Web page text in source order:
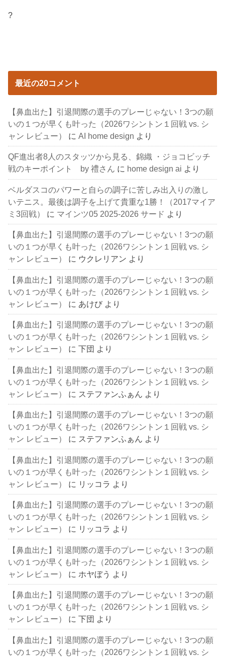
?
最近の20コメント
【鼻血出た】引退間際の選手のプレーじゃない！3つの願
いの１つが早くも叶った（2026ワシントン１回戦 vs. シ
ャン レビュー）
にAI home design より
QF進出者8人のスタッツから見る、錦織 ・ジョコビッチ
戦のキーポイント by 禮さん に home design ai より
ベルダスコのパワーと自らの調子に苦しみ出入りの激し
いテニス。最後は調子を上げて貴重な1勝！（2017マイア
ミ3回戦）
に マインツ05 2025-2026 サード より
【鼻血出た】引退間際の選手のプレーじゃない！3つの願
いの１つが早くも叶った（2026ワシントン１回戦 vs. シ
ャン レビュー）
に ウクレリアン より
【鼻血出た】引退間際の選手のプレーじゃない！3つの願
いの１つが早くも叶った（2026ワシントン１回戦 vs. シ
ャン レビュー）
に あけび より
【鼻血出た】引退間際の選手のプレーじゃない！3つの願
いの１つが早くも叶った（2026ワシントン１回戦 vs. シ
ャン レビュー）
に下団 より
【鼻血出た】引退間際の選手のプレーじゃない！3つの願
いの１つが早くも叶った（2026ワシントン１回戦 vs. シ
ャン レビュー）
に ステファンふぁん より
【鼻血出た】引退間際の選手のプレーじゃない！3つの願
いの１つが早くも叶った（2026ワシントン１回戦 vs. シ
ャン レビュー）
に ステファンふぁん より
【鼻血出た】引退間際の選手のプレーじゃない！3つの願
いの１つが早くも叶った（2026ワシントン１回戦 vs. シ
ャン レビュー）
に リッコラ より
【鼻血出た】引退間際の選手のプレーじゃない！3つの願
いの１つが早くも叶った（2026ワシントン１回戦 vs. シ
ャン レビュー）
に リッコラ より
【鼻血出た】引退間際の選手のプレーじゃない！3つの願
いの１つが早くも叶った（2026ワシントン１回戦 vs. シ
ャン レビュー）
に ホヤぼう より
【鼻血出た】引退間際の選手のプレーじゃない！3つの願
いの１つが早くも叶った（2026ワシントン１回戦 vs. シ
ャン レビュー）
に下団 より
【鼻血出た】引退間際の選手のプレーじゃない！3つの願
いの１つが早くも叶った（2026ワシントン１回戦 vs. シ